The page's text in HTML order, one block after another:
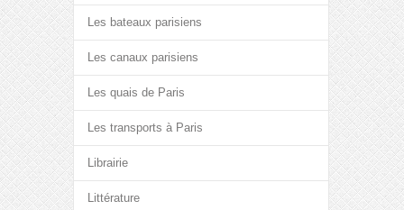
Les bateaux parisiens
Les canaux parisiens
Les quais de Paris
Les transports à Paris
Librairie
Littérature